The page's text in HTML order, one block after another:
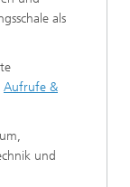
als
Aufrufe &
und